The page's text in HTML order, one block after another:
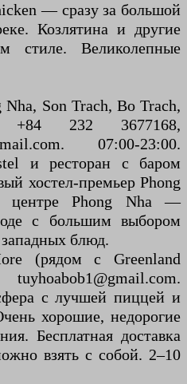
— сразу за большой
Козлятина и другие
стиле. Великолепные
Nha, Son Trach, Bo Trach,
232 3677168,
07:00-23:00.
и ресторан с баром
хостел-премьер Phong
центре Phong Nha —
с большим выбором
блюд.
(рядом с Greenland
с лучшей пиццей и
хорошие, недорогие
Бесплатная доставка
взять с собой. 2–10